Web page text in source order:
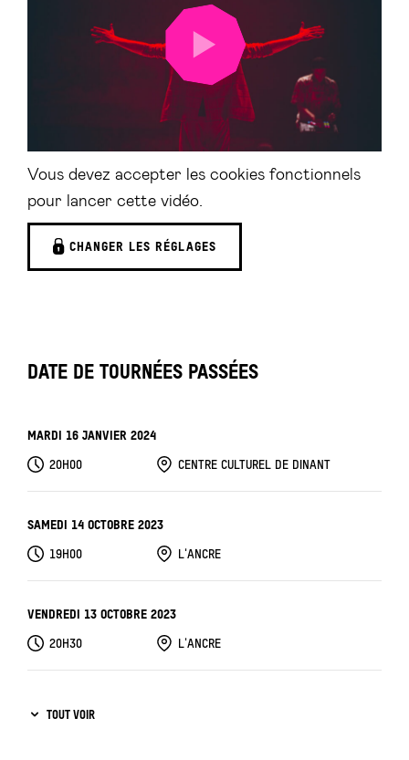
LANCER
VIDÉO
Vous devez accepter les cookies fonctionnels
pour lancer cette vidéo.
CHANGER LES RÉGLAGES
DATE DE TOURNÉES PASSÉES
MARDI 16 JANVIER 2024
20H00 CENTRE CULTUREL DE DINANT
SAMEDI 14 OCTOBRE 2023
19H00 L'ANCRE
VENDREDI 13 OCTOBRE 2023
20H30 L'ANCRE
TOUT VOIR